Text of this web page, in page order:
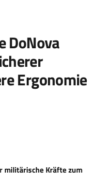
DoNova
Ergonomie
militärische Kräfte zum